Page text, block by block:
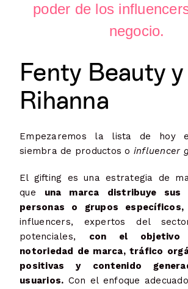
poder de los
negocio.
Fenty Beauty y
Rihanna
Empezaremos la lista de hoy
siembra de productos o influencer
El gifting es una estrategia de
que una marca distribuye
personas o grupos específicos,
influencers, expertos del
potenciales, con el objetivo
notoriedad de marca, tráfico
positivas y contenido
usuarios. Con el enfoque